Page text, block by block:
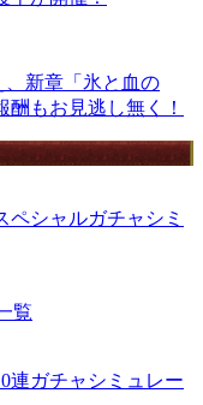
、新章「氷と血の
もお見逃し無く！
ペシャルガチャシミ
覧
連ガチャシミュレー